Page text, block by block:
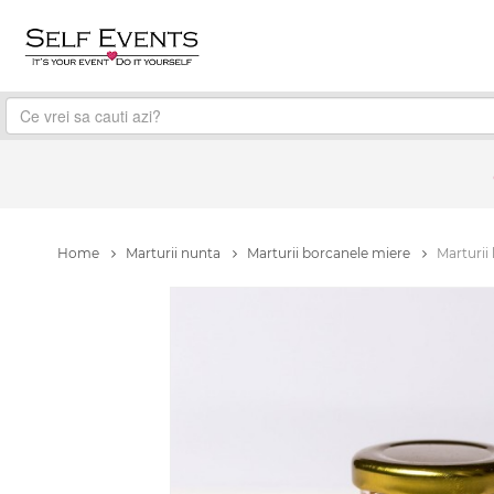
Home Marturii nunta Marturii borcanele miere Marturii